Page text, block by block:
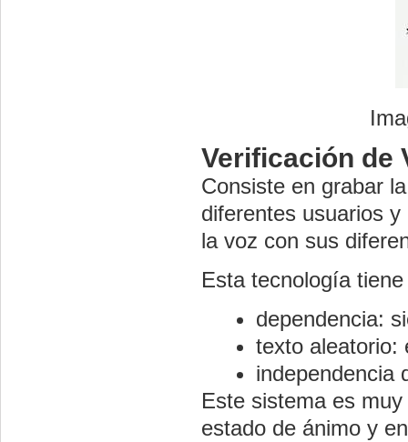
Verificación de
Consiste en grabar
diferentes usuarios
la voz con sus
Esta tecnología
dependencia:
texto aleatorio:
independencia
Este sistema es
estado de ánimo y